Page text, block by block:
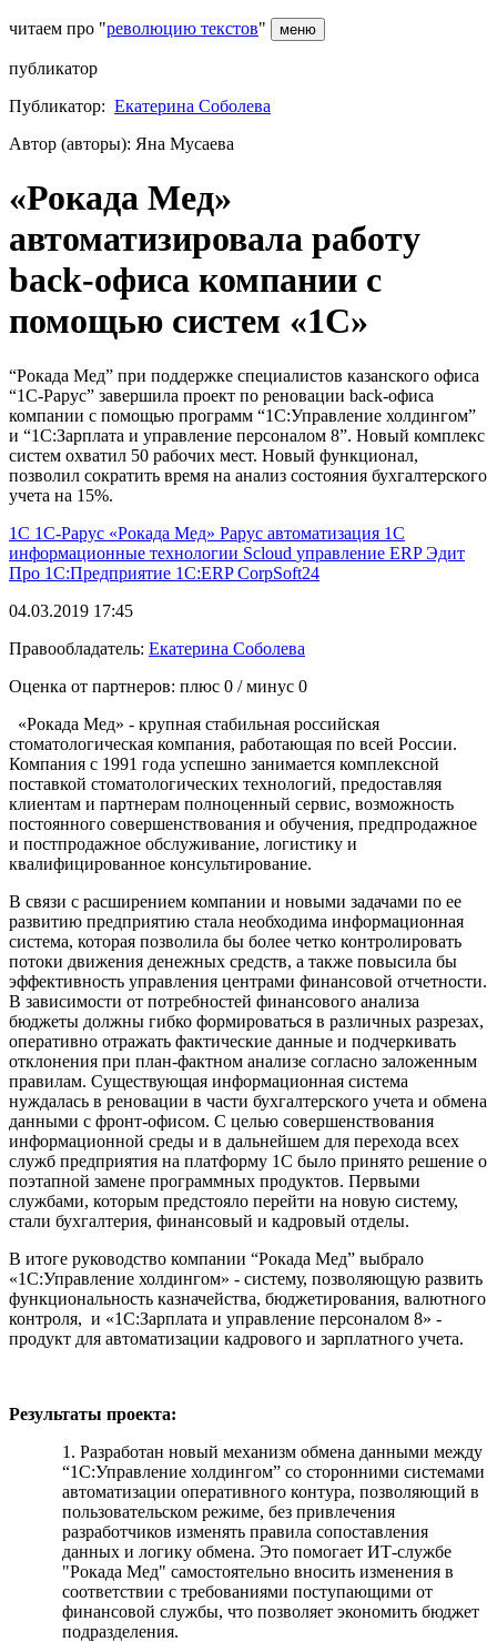
читаем про "революцию текстов" меню
публикатор
Публикатор: Екатерина Соболева
Автор (авторы): Яна Мусаева
«Рокада Мед»
автоматизировала работу
back-офиса компании с
помощью систем «1С»
“Рокада Мед” при поддержке специалистов казанского офиса
“1С-Рарус” завершила проект по реновации back-офиса
компании с помощью программ “1С:Управление холдингом”
и “1С:Зарплата и управление персоналом 8”. Новый комплекс
систем охватил 50 рабочих мест. Новый функционал,
позволил сократить время на анализ состояния бухгалтерского
учета на 15%.
1С 1С-Рарус «Рокада Мед» Рарус автоматизация 1С
информационные технологии Scloud управление ERPЭдит
Про 1С:Предприятие 1С:ERPCorpSoft24
04.03.2019 17:45
Правообладатель: Екатерина Соболева
Оценка от партнеров: плюс 0 / минус 0
«Рокада Мед» - крупная стабильная российская
стоматологическая компания, работающая по всей России.
Компания с 1991 года успешно занимается комплексной
поставкой стоматологических технологий, предоставляя
клиентам и партнерам полноценный сервис, возможность
постоянного совершенствования и обучения, предпродажное
и постпродажное обслуживание, логистику и
квалифицированное консультирование.
В связи с расширением компании и новыми задачами по ее
развитию предприятию стала необходима информационная
система, которая позволила бы более четко контролировать
потоки движения денежных средств, а также повысила бы
эффективность управления центрами финансовой отчетности.
В зависимости от потребностей финансового анализа
бюджеты должны гибко формироваться в различных разрезах,
оперативно отражать фактические данные и подчеркивать
отклонения при план-фактном анализе согласно заложенным
правилам. Существующая информационная система
нуждалась в реновации в части бухгалтерского учета и обмена
данными с фронт-офисом. С целью совершенствования
информационной среды и в дальнейшем для перехода всех
служб предприятия на платформу 1С было принято решение о
поэтапной замене программных продуктов. Первыми
службами, которым предстояло перейти на новую систему,
стали бухгалтерия, финансовый и кадровый отделы.
В итоге руководство компании “Рокада Мед” выбрало
«1С:Управление холдингом» - систему, позволяющую развить
функциональность казначейства, бюджетирования, валютного
контроля, и «1С:Зарплата и управление персоналом 8» -
продукт для автоматизации кадрового и зарплатного учета.
Результаты проекта:
1. Разработан новый механизм обмена данными между
“1С:Управление холдингом” со сторонними системами
автоматизации оперативного контура, позволяющий в
пользовательском режиме, без привлечения
разработчиков изменять правила сопоставления
данных и логику обмена. Это помогает ИТ-службе
"Рокада Мед" самостоятельно вносить изменения в
соответствии с требованиями поступающими от
финансовой службы, что позволяет экономить бюджет
подразделения.